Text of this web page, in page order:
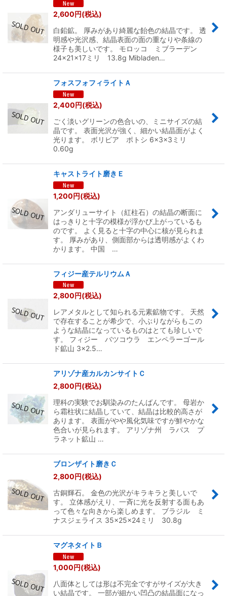
2,600 円(税込)
白鉛鉱。 厚みがあり綺麗な飴色の結晶です。 透
明感や光沢感、結晶表面の面の重なりや条線の
様子も美しいです。 モロッコ ミブラーデン
24×21×17ミリ 13.8g Mibladen…
フォスフォフィライトＡ
2,400円(税込)
ごく淡いグリーンの色合いの、ミニサイズの結
晶です。 表面光沢が強く、細かい結晶面がよく
光ります。 ボリビア ポトシ 6×3×3ミリ
0.60g
キャストライト磨きＥ
1,200円(税込)
アンダリューサイト（紅柱石）の結晶の断面に
はっきりと十字の模様が浮かび上がっているも
のです。 よく見ると十字の中心に核が見られま
す。 厚みがあり、側面部からは透明感がよくわ
かります。 中国 …
フィジー産テルリウムＡ
2,800 円(税込)
レアメタルとして知られる元素鉱物です。 天然
で存在することが希少で、小ぶりながらもこの
ような結晶になっているものはとても珍しいで
す。 フィジー バツコウラ エンペラーゴール
ド鉱山 3×2.5…
アリゾナ産カルカンサイトＣ
2,800 円(税込)
理科の実験でお馴染みのたんばんです。 母岩か
ら霜柱状に結晶していて、結晶は比較的高さが
あります。 表面がやや風化気味ですが鮮やかな
色合いが見られます。 アリゾナ州 ラパス プ
ラネット鉱山 …
ブロンザイト磨きＣ
2,800 円(税込)
古銅輝石。 金色の光沢がキラキラと美しいで
す。 立体感がえり、一斉に光を反射する面もあ
って色々な向きから楽しめます。 ブラジル ミ
ナスジェライス 35×25×24ミリ 30.8g
マグネタイトＢ
1,000円(税込)
八面体としては形は不完全ですがサイズが大き
い結晶です。 一部が細かい凹凸の結晶面になっ